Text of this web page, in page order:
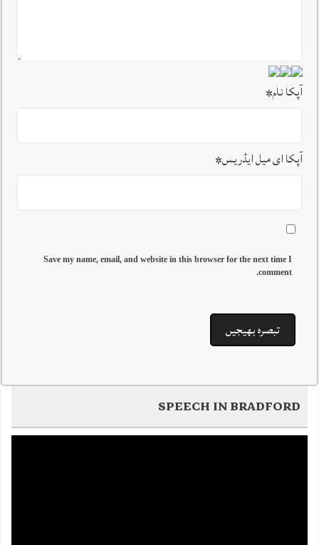
آپکا نام*
آپکا ای میل ایڈریس*
Save my name, email, and website in this browser for the next time I
comment.
SPEECH IN BRADFORD